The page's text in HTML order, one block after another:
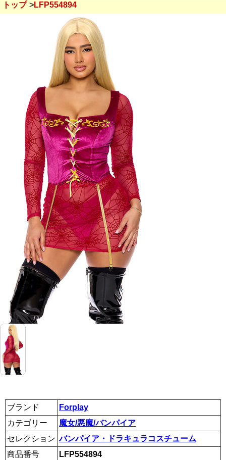
トップ LFP554894
ブランド
Forplay
カテゴリー
魔女/悪魔/バンパイア
セレクション バンパイア・ドラキュラコスチューム
商品番号
LFP554894